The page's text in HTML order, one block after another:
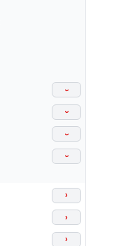
›
›
›
›
›
›
›